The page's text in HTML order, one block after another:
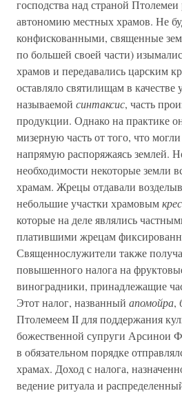
господства над страной
автономию местных храмов. Не
конфискованными, священные
по большей своей части)
храмов и передавались царским
оставляло святилищам в качестве
называемой синтаксис, часть
продукции. Однако на практике
мизерную часть от того, что
напрямую распоряжаясь землей.
необходимости некоторые земли
храмам. Жрецы отдавали
небольшие участки храмовым
которые на деле являлись
платившими жрецам
Священнослужители также
повышенного налога на
виноградники, принадлежащие
Этот налог, названный апомойра,
Птолемеем II для поддержания
божественной супруги Арсинои
в обязательном порядке
храмах. Доход с налога,
ведение ритуала и